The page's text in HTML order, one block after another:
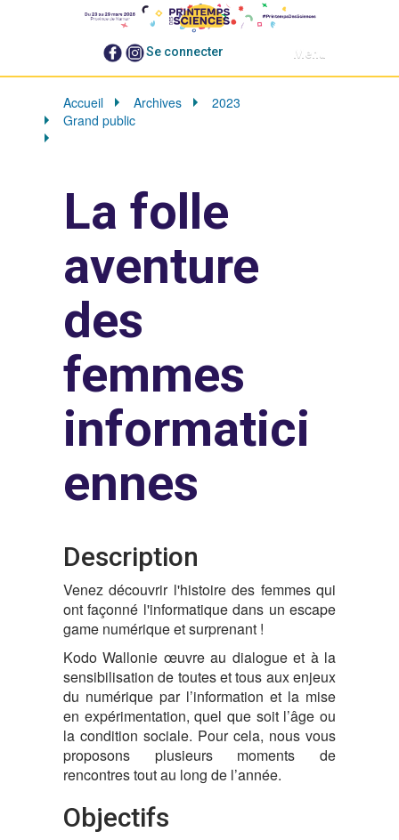
v
Se connecter Toggle navigation
Accueil Archives
2023
Grand public
La folle
aventure
des
femmes
informatici
ennes
Description
Venez découvrir l'histoire des femmes qui
ont façonné l'informatique dans un escape
game numérique et surprenant !
Kodo Wallonie œuvre au dialogue et à la
sensibilisation de toutes et tous aux enjeux
du numérique par l’information et la mise
en expérimentation, quel que soit l’âge ou
la condition sociale. Pour cela, nous vous
proposons plusieurs moments de
rencontres tout au long de l’année.
Objectifs